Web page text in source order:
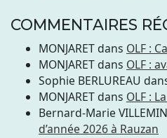
COMMENTAIRES
MONJARETdans OLF :
MONJARETdans OLF :
Sophie BERLUREAU
MONJARETdans OLF :
Bernard-Marie VILLEMIN
d’année 2026 à Rauzan